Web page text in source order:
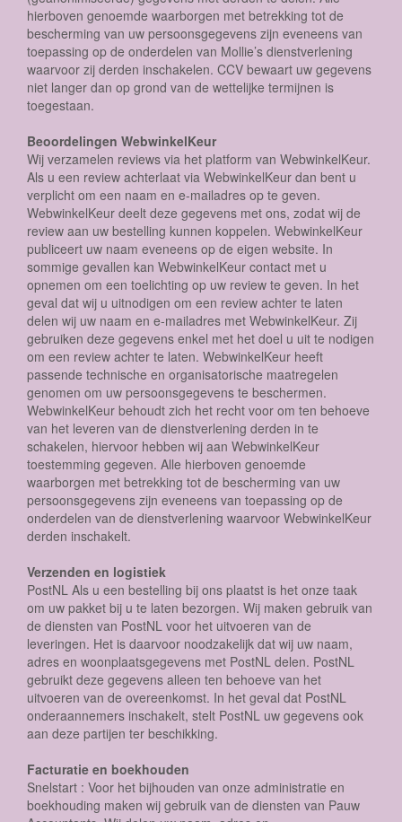
hierboven genoemde waarborgen met betrekking tot de
bescherming van uw persoonsgegevens zijn eveneens van
toepassing op de onderdelen van Mollie’s dienstverlening
waarvoor zij derden inschakelen. CCV bewaart uw gegevens
niet langer dan op grond van de wettelijke termijnen is
toegestaan.
Beoordelingen WebwinkelKeur
Wij verzamelen reviews via het platform van WebwinkelKeur.
Als u een review achterlaat via WebwinkelKeur dan bent u
verplicht om een naam en e-mailadres op te geven.
WebwinkelKeur deelt deze gegevens met ons, zodat wij de
review aan uw bestelling kunnen koppelen. WebwinkelKeur
publiceert uw naam eveneens op de eigen website. In
sommige gevallen kan WebwinkelKeur contact met u
opnemen om een toelichting op uw review te geven. In het
geval dat wij u uitnodigen om een review achter te laten
delen wij uw naam en e-mailadres met WebwinkelKeur. Zij
gebruiken deze gegevens enkel met het doel u uit te nodigen
om een review achter te laten. WebwinkelKeur heeft
passende technische en organisatorische maatregelen
genomen om uw persoonsgegevens te beschermen.
WebwinkelKeur behoudt zich het recht voor om ten behoeve
van het leveren van de dienstverlening derden in te
schakelen, hiervoor hebben wij aan WebwinkelKeur
toestemming gegeven. Alle hierboven genoemde
waarborgen met betrekking tot de bescherming van uw
persoonsgegevens zijn eveneens van toepassing op de
onderdelen van de dienstverlening waarvoor WebwinkelKeur
derden inschakelt.
Verzenden en logistiek
PostNL Als u een bestelling bij ons plaatst is het onze taak
om uw pakket bij u te laten bezorgen. Wij maken gebruik van
de diensten van PostNL voor het uitvoeren van de
leveringen. Het is daarvoor noodzakelijk dat wij uw naam,
adres en woonplaatsgegevens met PostNL delen. PostNL
gebruikt deze gegevens alleen ten behoeve van het
uitvoeren van de overeenkomst. In het geval dat PostNL
onderaannemers inschakelt, stelt PostNL uw gegevens ook
aan deze partijen ter beschikking.
Facturatie en boekhouden
Snelstart : Voor het bijhouden van onze administratie en
boekhouding maken wij gebruik van de diensten van Pauw